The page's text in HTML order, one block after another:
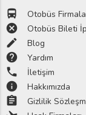
directions_bus Otobüs
cancel Otobüs Bileti
edit Blog
help Yardım
phone İletişim
info Hakkımızda
assignment Gizlilik